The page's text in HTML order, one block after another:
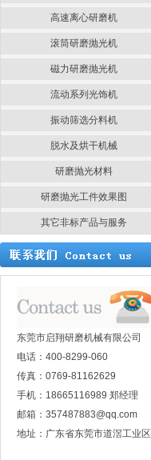
高速离心研磨机
滚筒研磨抛光机
磁力研磨抛光机
流动系列光饰机
振动筛选分料机
脱水及烘干机械
研磨抛光材料
研磨抛光工件效果图
其它非标产品与服务
东莞市启翔研磨机械有限公司
电话：400-8299-060
传真：0769-81162629
手机：18665116989 郑经理
邮箱：357487883@qq.com
地址：广东省东莞市道滘工业区